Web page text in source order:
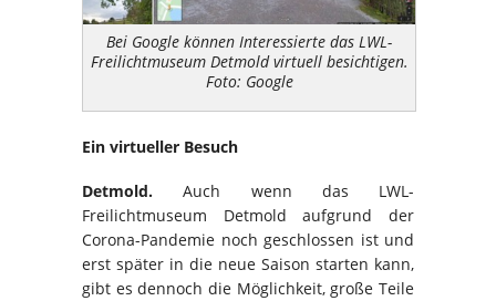
Bei Google können Interessierte das LWL-
Freilichtmuseum Detmold virtuell besichtigen.
Foto: Google
Ein virtueller Besuch
Detmold. Auch wenn das LWL-
Freilichtmuseum Detmold aufgrund der
Corona-Pandemie noch geschlossen ist und
erst später in die neue Saison starten kann,
gibt es dennoch die Möglichkeit, große Teile